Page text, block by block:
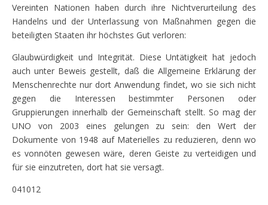
Vereinten Nationen haben durch ihre Nichtverurteilung des
Handelns und der Unterlassung von Maßnahmen gegen die
beteiligten Staaten ihr höchstes Gut verloren:
Glaubwürdigkeit und Integrität. Diese Untätigkeit hat jedoch
auch unter Beweis gestellt, daß die Allgemeine Erklärung der
Menschenrechte nur dort Anwendung findet, wo sie sich nicht
gegen die Interessen bestimmter Personen oder
Gruppierungen innerhalb der Gemeinschaft stellt. So mag der
UNO von 2003 eines gelungen zu sein: den Wert der
Dokumente von 1948 auf Materielles zu reduzieren, denn wo
es vonnöten gewesen wäre, deren Geiste zu verteidigen und
für sie einzutreten, dort hat sie versagt.
041012